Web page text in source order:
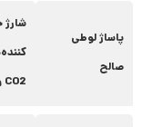
پاساژ لوطی
صالح
CO2 و پودر